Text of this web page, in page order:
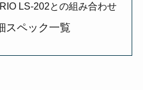
LS-202との組み合わせ
スペック一覧